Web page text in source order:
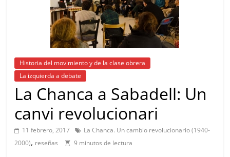
Historia del movimiento y de la clase obrera
La izquierda a debate
La Chanca a Sabadell: Un
canvi revolucionari
11 febrero, 2017
La Chanca. Un cambio revolucionario (1940-
2000), reseñas 9 minutos de lectura